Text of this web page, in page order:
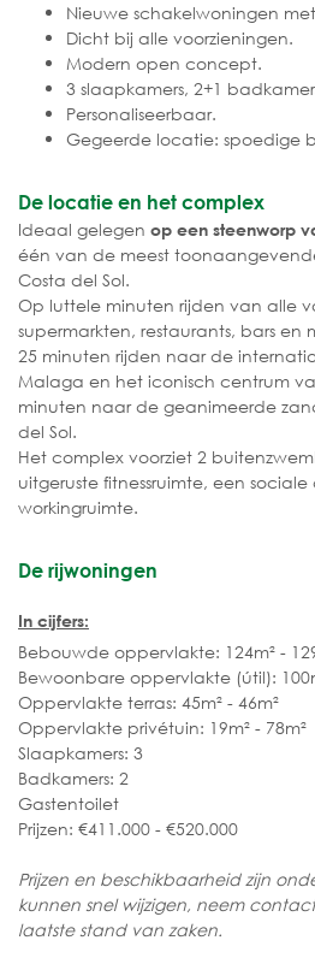
Nieuwe schakelwoningen
Dicht bij alle voorzieningen.
Modern open concept.
3 slaapkamers, 2+1
Personaliseerbaar.
Gegeerde locatie: spoedige
De locatie en het complex
Ideaal gelegen op een steenworp
één van de meest
Costa del Sol.
Op luttele minuten rijden van alle
supermarkten, restaurants, bars en
25 minuten rijden naar de
Malaga en het iconisch centrum
minuten naar de geanimeerde
del Sol.
Het complex voorziet 2
uitgeruste fitnessruimte, een
workingruimte.
De rijwoningen
In cijfers:
Bebouwde oppervlakte: 124m² -
Bewoonbare oppervlakte (útil):
Oppervlakte terras: 45m² - 46m²
Oppervlakte privétuin: 19m² - 78m²
Slaapkamers: 3
Badkamers: 2
Gastentoilet
Prijzen: €411.000 - €520.000
Prijzen en beschikbaarheid zijn
kunnen snel wijzigen, neem
laatste stand van zaken.